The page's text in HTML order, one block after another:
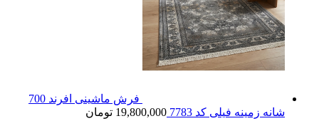
فرش ماشینی افرند 700
شانه زمینه فیلی کد 7783
19,800,000 تومان